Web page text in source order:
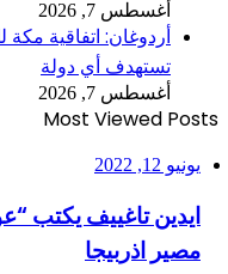
أغسطس 7, 2026
أردوغان: اتفاقية مكة
تستهدف أي دولة
أغسطس 7, 2026
Most Viewed Posts
يونيو 12, 2022
ايدين تاغييف يكتب
مصير اذربيجا